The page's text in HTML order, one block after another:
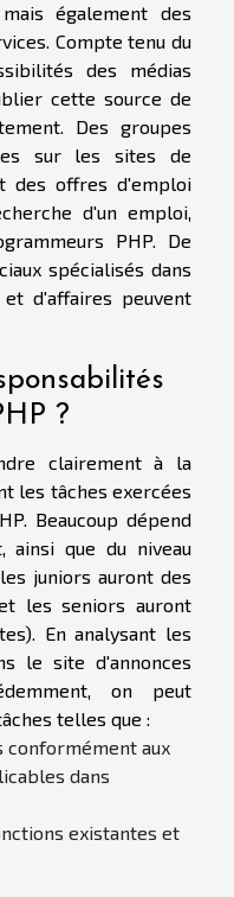
également des
Compte tenu du
des médias
cette source de
Des groupes
sur les sites de
des offres d'emploi
d'un emploi,
PHP. De
spécialisés dans
d'affaires peuvent
?
clairement à la
les tâches exercées
Beaucoup dépend
ainsi que du niveau
juniors auront des
les seniors auront
En analysant les
le site d'annonces
on peut
telles que :
conformément aux
dans
existantes et